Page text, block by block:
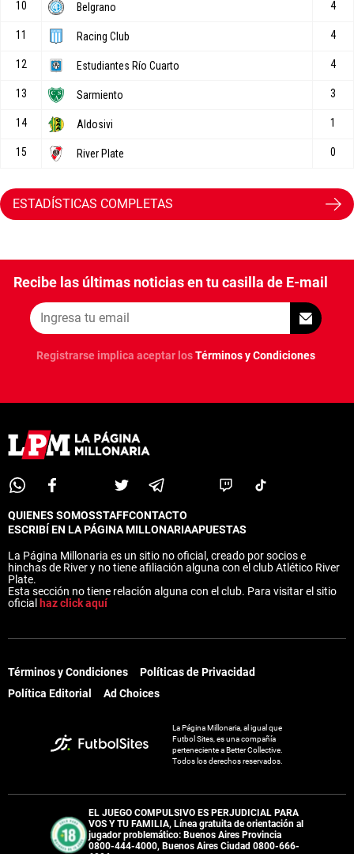
ESTADÍSTICAS COMPLETAS
Recibe las últimas noticias en tu casilla de E-mail
Registrarse implica aceptar losTérminos y Condiciones
QUIENES SOMOSSTAFFCONTACTO
ESCRIBÍ EN LA PÁGINA MILLONARIAAPUESTAS
La Página Millonaria es un sitio no oficial, creado por socios e
hinchas de River y no tiene afiliación alguna con el club Atlético River
Plate.
Esta sección no tiene relación alguna con el club. Para visitar el sitio
oficial haz click aquí
Términos y Condiciones
Políticas de Privacidad
Política Editorial
Ad Choices
La Página Millonaria, al igual que
Futbol Sites, es una compañía
perteneciente a Better Collective.
Todos los derechos reservados.
EL JUEGO COMPULSIVO ES PERJUDICIAL PARA
VOS Y TU FAMILIA, Línea gratuita de orientación al
jugador problemático: Buenos Aires Provincia
0800-444-4000, Buenos Aires Ciudad 0800-666-